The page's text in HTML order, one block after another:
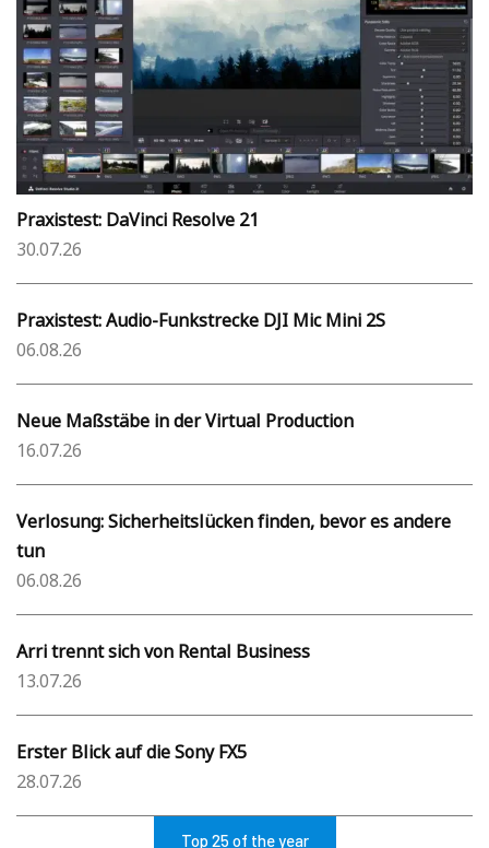
Praxistest: DaVinci Resolve 21
30.07.26
Praxistest: Audio-Funkstrecke DJI Mic Mini 2S
06.08.26
Neue Maßstäbe in der Virtual Production
16.07.26
Verlosung: Sicherheitslücken finden, bevor es andere
tun
06.08.26
Arri trennt sich von Rental Business
13.07.26
Erster Blick auf die Sony FX5
28.07.26
Top 25 of the year